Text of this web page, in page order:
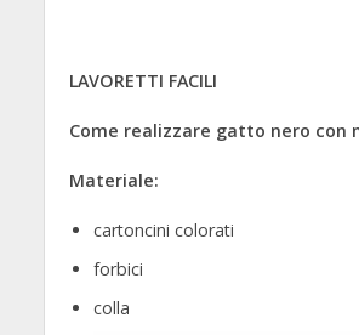
LAVORETTI FACILI
Come realizzare gatto nero con
Materiale:
cartoncini colorati
forbici
colla